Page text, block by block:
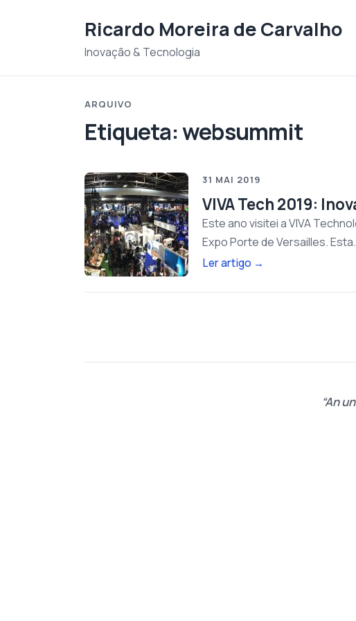
Ricardo Moreira de Carvalho
Inovação & Tecnologia
ARQUIVO
Etiqueta:websummit
31 MAI 2019
VIVA Tech 2019:
Este ano visitei a VIVA
Expo Porte de Versailles.
Ler artigo →
An